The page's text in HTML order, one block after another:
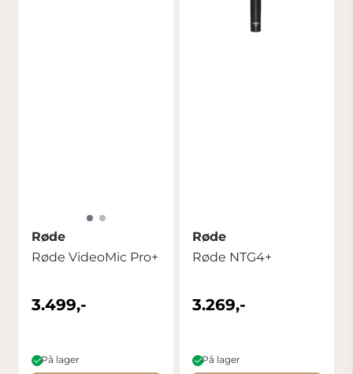
Røde
Røde VideoMic Pro+
3.499,-
På lager
Røde
Røde NTG4+
3.269,-
På lager